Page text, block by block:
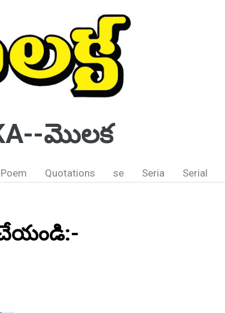
మొలక
Poem Quotations se Seria Serial